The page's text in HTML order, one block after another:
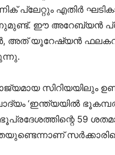
പ്ലേറ്റും എതിർ
ഈ അറേബ്യൻ
യൂറേഷ്യൻ
സിറിയയിലും
‘ഇന്ത്യയിൽ
59